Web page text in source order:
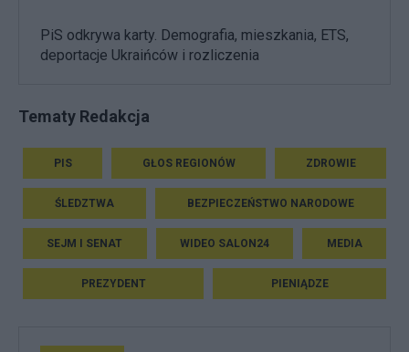
PiS odkrywa karty. Demografia, mieszkania, ETS,
deportacje Ukraińców i rozliczenia
Tematy Redakcja
PIS GŁOS REGIONÓW ZDROWIE
ŚLEDZTWA BEZPIECZEŃSTWO NARODOWE
SEJM I SENAT WIDEO SALON24 MEDIA
PREZYDENT PIENIĄDZE